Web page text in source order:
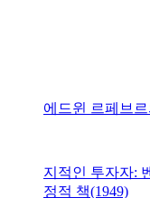
에드윈 르페브
지적인 투자자:
정적 책(1949)